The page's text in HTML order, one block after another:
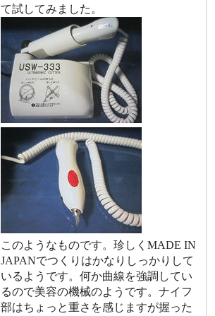
て試してみました。
このようなものです。珍しくMADE IN
JAPANでつくりはかなりしっかりして
いるようです。何か曲線を強調してい
るので美容の機械のようです。ナイフ
部はちょっと重さを感じますが握った